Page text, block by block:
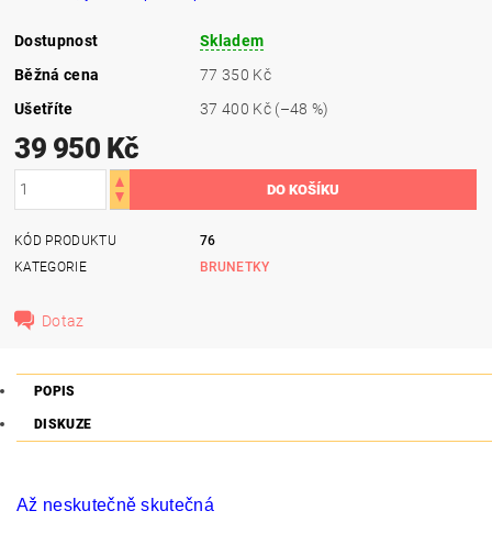
Dostupnost
Skladem
Běžná cena
77 350 Kč
Ušetříte
37 400 Kč (–48 %)
39 950 Kč
KÓD PRODUKTU
76
KATEGORIE
BRUNETKY
Dotaz
POPIS
DISKUZE
Až neskutečně skutečná